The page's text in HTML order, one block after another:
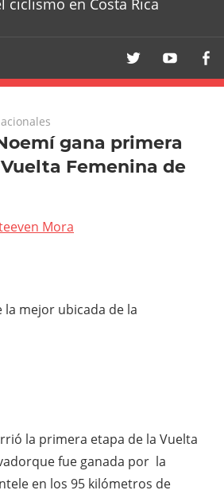
ciclismo en Costa Rica
gana primera
Femenina de
Mora
mejor ubicada de la
la primera etapa de la Vuelta
fue ganada por la
en los 95 kilómetros de